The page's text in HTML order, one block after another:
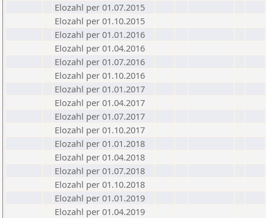
Elozahl per 01.07.2015
Elozahl per 01.10.2015
Elozahl per 01.01.2016
Elozahl per 01.04.2016
Elozahl per 01.07.2016
Elozahl per 01.10.2016
Elozahl per 01.01.2017
Elozahl per 01.04.2017
Elozahl per 01.07.2017
Elozahl per 01.10.2017
Elozahl per 01.01.2018
Elozahl per 01.04.2018
Elozahl per 01.07.2018
Elozahl per 01.10.2018
Elozahl per 01.01.2019
Elozahl per 01.04.2019